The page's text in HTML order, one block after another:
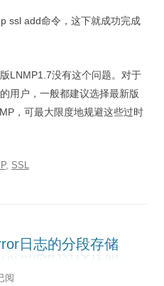
ssl add命令，这下就成功完成
LNMP1.7没有这个问题。对于
用户，一般都建议选择最新版
，可最大限度地规避这些过时
, SSL
日志的分段存储
阅